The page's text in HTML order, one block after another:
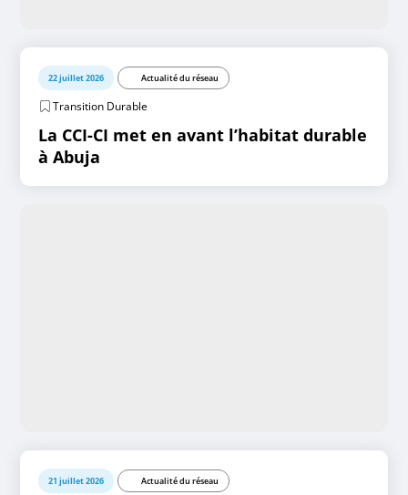
22 juillet 2026 Actualité du réseau
Transition Durable
La CCI-CI met en avant l’habitat durable
à Abuja
21 juillet 2026 Actualité du réseau